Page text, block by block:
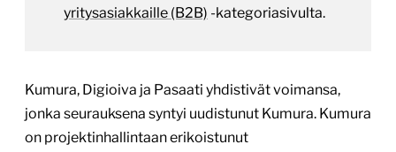
yritysasiakkaille (B2B) -kategoriasivulta.
Kumura, Digioiva ja Pasaati yhdistivät voimansa,
jonka seurauksena syntyi uudistunut Kumura. Kumura
on projektinhallintaan erikoistunut